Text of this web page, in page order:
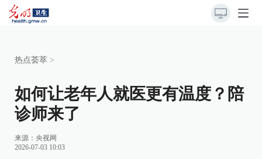
热点荟萃 >
如何让老年人就医更有温度？陪
诊师来了
来源： 央视网
2026-07-03 10:03